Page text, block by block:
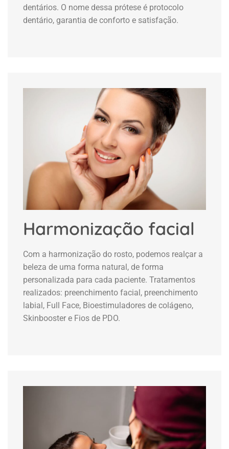
dentários. O nome dessa prótese é protocolo
dentário, garantia de conforto e satisfação.
Harmonização facial
Com a harmonização do rosto, podemos realçar a
beleza de uma forma natural, de forma
personalizada para cada paciente. Tratamentos
realizados: preenchimento facial, preenchimento
labial, Full Face, Bioestimuladores de colágeno,
Skinbooster e Fios de PDO.